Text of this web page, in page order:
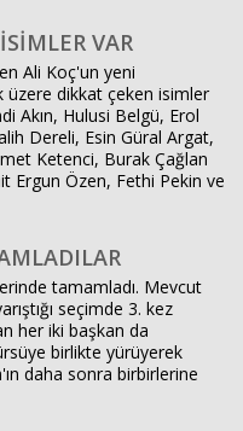
VAR
Ali Koç'un yeni
üzere dikkat çeken isimler
Akın, Hulusi Belgü, Erol
Dereli, Esin Güral Argat,
Ketenci, Burak Çağlan
Ergun Özen, Fethi Pekin ve
tamamladı. Mevcut
seçimde 3. kez
her iki başkan da
birlikte yürüyerek
daha sonra birbirlerine